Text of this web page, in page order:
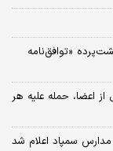
«توافق‌نامه
اعضا، حمله علیه هر
سمپاد اعلام شد